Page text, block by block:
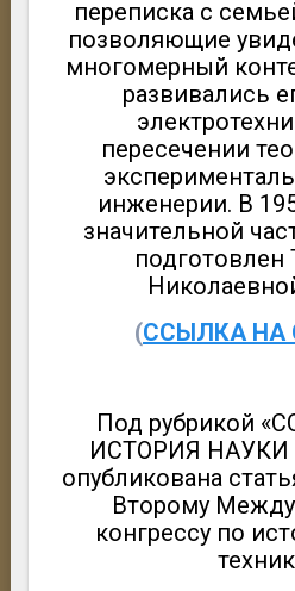
переписка с
позволяющие
многомерный
развивались
пересечении
инженерии. В
значительной
подготовлен
(ССЫЛКА НА
Под рубрикой
ИСТОРИЯ НАУКИ
опубликована
Второму
конгрессу по